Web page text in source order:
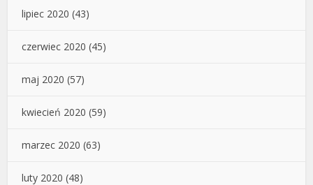
lipiec 2020 (43)
czerwiec 2020 (45)
maj 2020 (57)
kwiecień 2020 (59)
marzec 2020 (63)
luty 2020 (48)